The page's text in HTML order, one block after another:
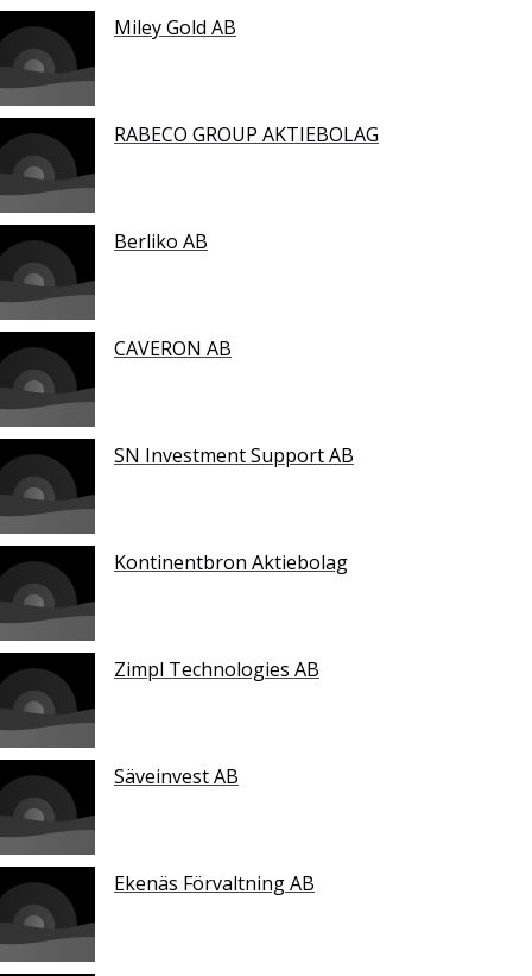
Miley Gold AB
RABECO GROUP AKTIEBOLAG
Berliko AB
CAVERON AB
SN Investment Support AB
Kontinentbron Aktiebolag
Zimpl Technologies AB
Säveinvest AB
Ekenäs Förvaltning AB